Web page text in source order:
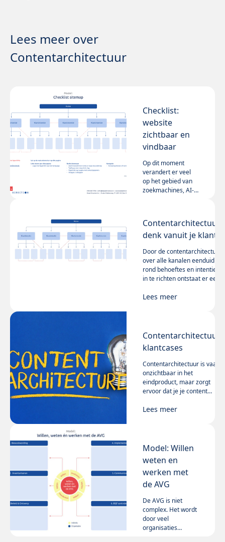
Lees meer over
Contentarchitectuur
Checklist:
website
zichtbaar en
vindbaar
Op dit moment
verandert er veel
op het gebied van
zoekmachines, AI-
wetgeving. Om nog
relevant te zijn op
websites
fundamenteel
anders worden
ingericht dan we
checklist Website
Contentarchitectuur:
denk vanuit je klant
Door de contentarchitectuur
over alle kanalen eenduidig
rond behoeftes en intenties
in te richten ontstaat er een
vraaggerichte
Lees meer
Contentarchitectuur:
klantcases
Contentarchitectuur is vaak
onzichtbaar in het
eindproduct, maar zorgt
ervoor dat je je content
presenteert én efficiënt kunt
Lees meer
Model: Willen
weten en
werken met
de AVG
De AVG is niet
complex. Het wordt
door veel
organisaties